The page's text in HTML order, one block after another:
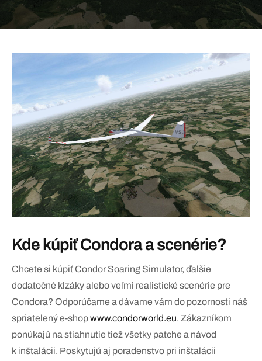
Kde kúpiť Condora a scenérie?
Chcete si kúpiť Condor Soaring Simulator, ďalšie
dodatočné klzáky alebo veľmi realistické scenérie pre
Condora? Odporúčame a dávame vám do pozornosti náš
spriatelený e-shopwww.condorworld.eu. Zákazníkom
ponúkajú na stiahnutie tiež všetky patche a návod
k inštalácii. Poskytujú aj poradenstvo pri inštalácii